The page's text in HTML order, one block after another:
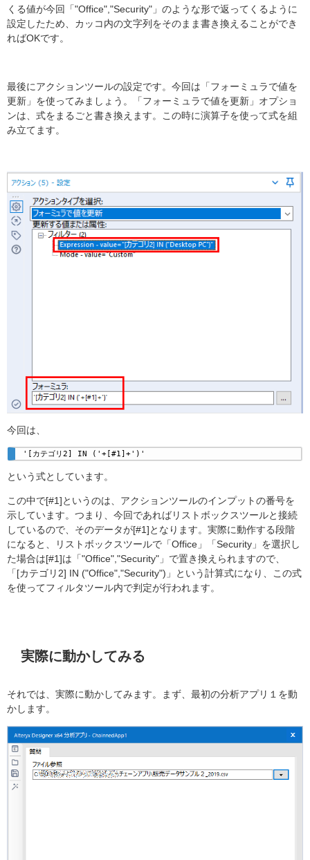
くる値が今回「"Office","Security"」のような形で返ってくるように
設定したため、カッコ内の文字列をそのまま書き換えることができ
ればOKです。
最後にアクションツールの設定です。今回は「フォーミュラで値を
更新」を使ってみましょう。「フォーミュラで値を更新」オプショ
ンは、式をまるごと書き換えます。この時に演算子を使って式を組
み立てます。
今回は、
'[カテゴリ2] IN ('+[#1]+')'
という式としています。
この中で[#1]というのは、アクションツールのインプットの番号を
示しています。つまり、今回であればリストボックスツールと接続
しているので、そのデータが[#1]となります。実際に動作する段階
になると、リストボックスツールで「Office」「Security」を選択し
た場合は[#1]は「"Office","Security"」で置き換えられますので、
「[カテゴリ2] IN ("Office","Security")」という計算式になり、この式
を使ってフィルタツール内で判定が行われます。
実際に動かしてみる
それでは、実際に動かしてみます。まず、最初の分析アプリ１を動
かします。